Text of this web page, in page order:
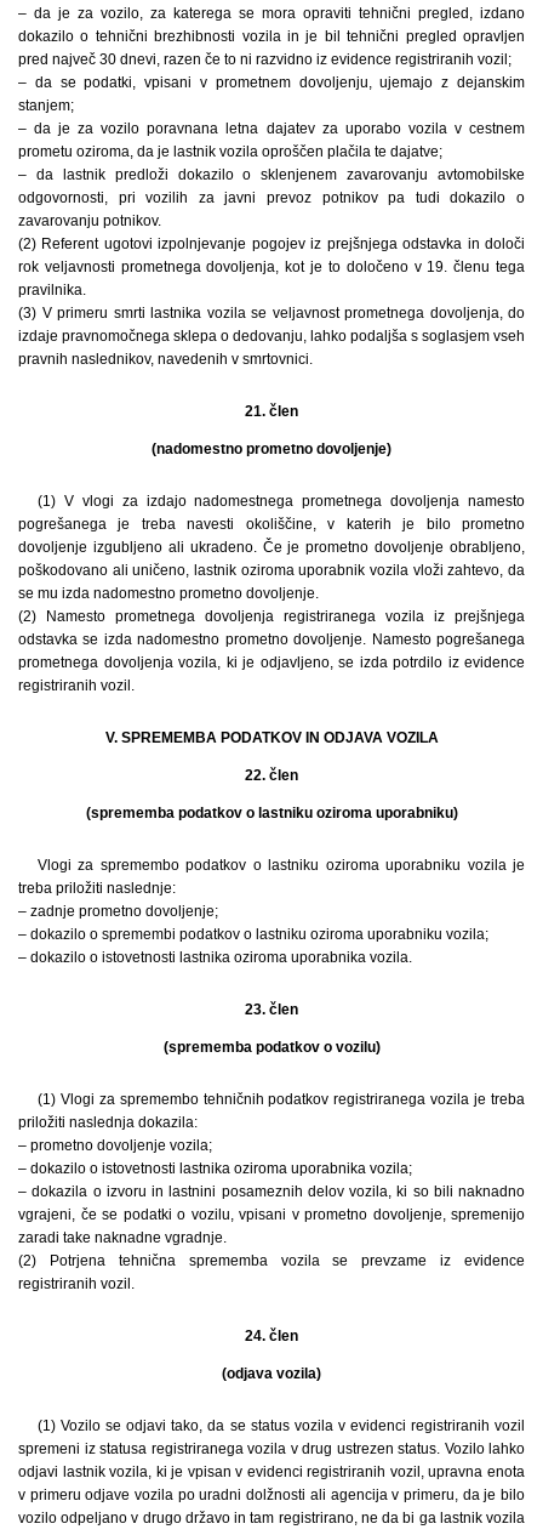
– da je za vozilo, za katerega se mora opraviti tehnični pregled, izdano
dokazilo o tehnični brezhibnosti vozila in je bil tehnični pregled opravljen
pred največ 30 dnevi, razen če to ni razvidno iz evidence registriranih vozil;
– da se podatki, vpisani v prometnem dovoljenju, ujemajo z dejanskim
stanjem;
– da je za vozilo poravnana letna dajatev za uporabo vozila v cestnem
prometu oziroma, da je lastnik vozila oproščen plačila te dajatve;
– da lastnik predloži dokazilo o sklenjenem zavarovanju avtomobilske
odgovornosti, pri vozilih za javni prevoz potnikov pa tudi dokazilo o
zavarovanju potnikov.
(2) Referent ugotovi izpolnjevanje pogojev iz prejšnjega odstavka in določi
rok veljavnosti prometnega dovoljenja, kot je to določeno v 19. členu tega
pravilnika.
(3) V primeru smrti lastnika vozila se veljavnost prometnega dovoljenja, do
izdaje pravnomočnega sklepa o dedovanju, lahko podaljša s soglasjem vseh
pravnih naslednikov, navedenih v smrtovnici.
21. člen
(nadomestno prometno dovoljenje)
(1) V vlogi za izdajo nadomestnega prometnega dovoljenja namesto
pogrešanega je treba navesti okoliščine, v katerih je bilo prometno
dovoljenje izgubljeno ali ukradeno. Če je prometno dovoljenje obrabljeno,
poškodovano ali uničeno, lastnik oziroma uporabnik vozila vloži zahtevo, da
se mu izda nadomestno prometno dovoljenje.
(2) Namesto prometnega dovoljenja registriranega vozila iz prejšnjega
odstavka se izda nadomestno prometno dovoljenje. Namesto pogrešanega
prometnega dovoljenja vozila, ki je odjavljeno, se izda potrdilo iz evidence
registriranih vozil.
V. SPREMEMBA PODATKOV IN ODJAVA VOZILA
22. člen
(sprememba podatkov o lastniku oziroma uporabniku)
Vlogi za spremembo podatkov o lastniku oziroma uporabniku vozila je
treba priložiti naslednje:
– zadnje prometno dovoljenje;
– dokazilo o spremembi podatkov o lastniku oziroma uporabniku vozila;
– dokazilo o istovetnosti lastnika oziroma uporabnika vozila.
23. člen
(sprememba podatkov o vozilu)
(1) Vlogi za spremembo tehničnih podatkov registriranega vozila je treba
priložiti naslednja dokazila:
– prometno dovoljenje vozila;
– dokazilo o istovetnosti lastnika oziroma uporabnika vozila;
– dokazila o izvoru in lastnini posameznih delov vozila, ki so bili naknadno
vgrajeni, če se podatki o vozilu, vpisani v prometno dovoljenje, spremenijo
zaradi take naknadne vgradnje.
(2) Potrjena tehnična sprememba vozila se prevzame iz evidence
registriranih vozil.
24. člen
(odjava vozila)
(1) Vozilo se odjavi tako, da se status vozila v evidenci registriranih vozil
spremeni iz statusa registriranega vozila v drug ustrezen status. Vozilo lahko
odjavi lastnik vozila, ki je vpisan v evidenci registriranih vozil, upravna enota
v primeru odjave vozila po uradni dolžnosti ali agencija v primeru, da je bilo
vozilo odpeljano v drugo državo in tam registrirano, ne da bi ga lastnik vozila